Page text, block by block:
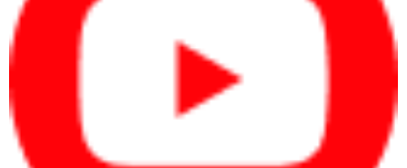
với đồ họa sắc nét, chân thật, sống động tới từng chi tiết. Ngoài
ra, máy còn được trang bị âm thanh 3D, cho bạn trải nghiệm âm
thanh bao trùm sống động như bạn đang ở trong thế giới game.
BÀN PHÍM ÊM TAY, TOUCHPAD NHANH NHẠY
Laptop Lenovo Legion 5 được trang bị bàn phím
TrueStrike với đầy đủ hệ thống đèn LED RGB trắng, khoảng cách
1.5mm cho bạn cảm hứng tuyệt vời khi làm việc, chơi game và